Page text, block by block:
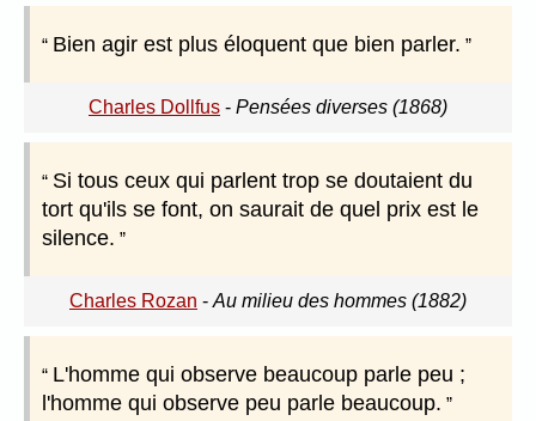
Bien agir est plus éloquent que bien parler.
Charles Dollfus - Pensées diverses (1868)
Si tous ceux qui parlent trop se doutaient du
tort qu'ils se font, on saurait de quel prix est le
silence.
Charles Rozan - Au milieu des hommes (1882)
L'homme qui observe beaucoup parle peu ;
l'homme qui observe peu parle beaucoup.